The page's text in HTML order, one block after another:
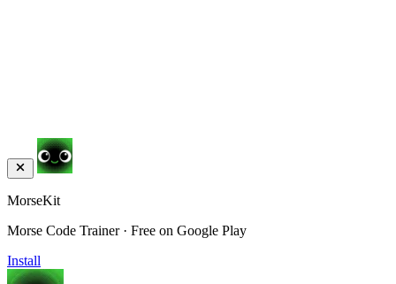
MorseKit
Morse Code Trainer · Free on Google Play
Install